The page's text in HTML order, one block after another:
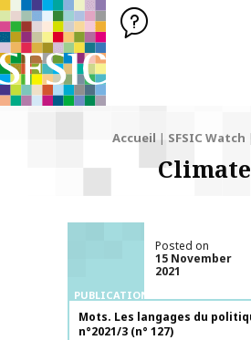
SFSIC Société Française des
Société
Accueil | SFSIC Watch |
Climate
PUBLICATIONS
Posted on
15 November
2021
Publication name
Mots. Les langages du
n°2021/3 (n° 127)